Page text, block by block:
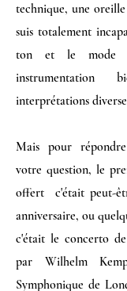
technique, une oreille
suis totalement
ton et le mode
instrumentation
interprétations
Mais pour
votre question, le
offert c'était peut-
anniversaire, ou
c'était le concerto
par Wilhelm
Symphonique de